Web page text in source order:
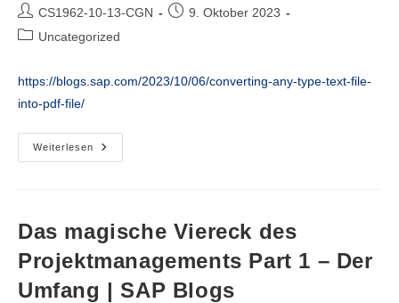
SAP
Blogs
Beitrags-
Autor:
CS1962-10-13-CGN
Beitrag9. Oktober 2023
Beitrags-
Uncategorized
https://blogs.sap.com/2023/10/06/converting-any-type-text-file-
into-pdf-file/
Weiterlesen
Converting
Any
Pdf
File
SAP
Blogs
Das magische Viereck des
Projektmanagements Part 1 – Der
Umfang | SAP Blogs